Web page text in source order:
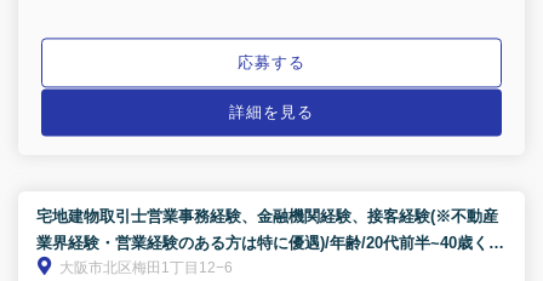
応募する
詳細を見る
宅地建物取引士営業事務経験、金融機関経験、接客経験(※不動産
業界経験・営業経験のある方は特に優遇)/年齢/20代前半~40歳くら
いまで大阪市北区梅田1丁目12−6